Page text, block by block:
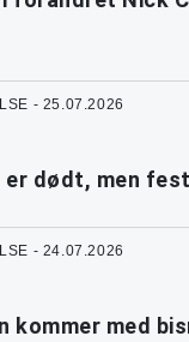
- 25.07.2026
er dødt, men
- 24.07.2026
kommer med